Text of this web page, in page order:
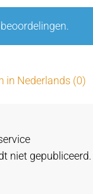
rd
uit
5
in Nederlands (0)
niet gepubliceerd.